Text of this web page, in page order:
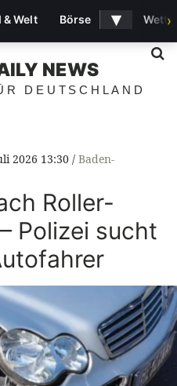
NEWS
DEUTSCHLAND
2026 13:30
Baden-
Roller-
Polizei sucht
Welt Börse ▾ ›